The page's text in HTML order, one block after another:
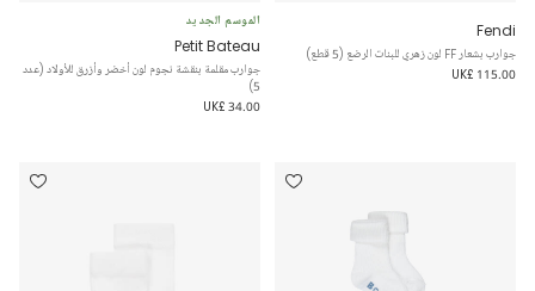
Fendi
جوارب بشعار FF لون زهري للبنات الرضع (5 قطع)
UK£ 115.00
الموسم الجديد
Petit Bateau
جوارب مقلمة بنقشة نجوم لون أخضر وأزرق للأولاد (عدد
5)
UK£ 34.00